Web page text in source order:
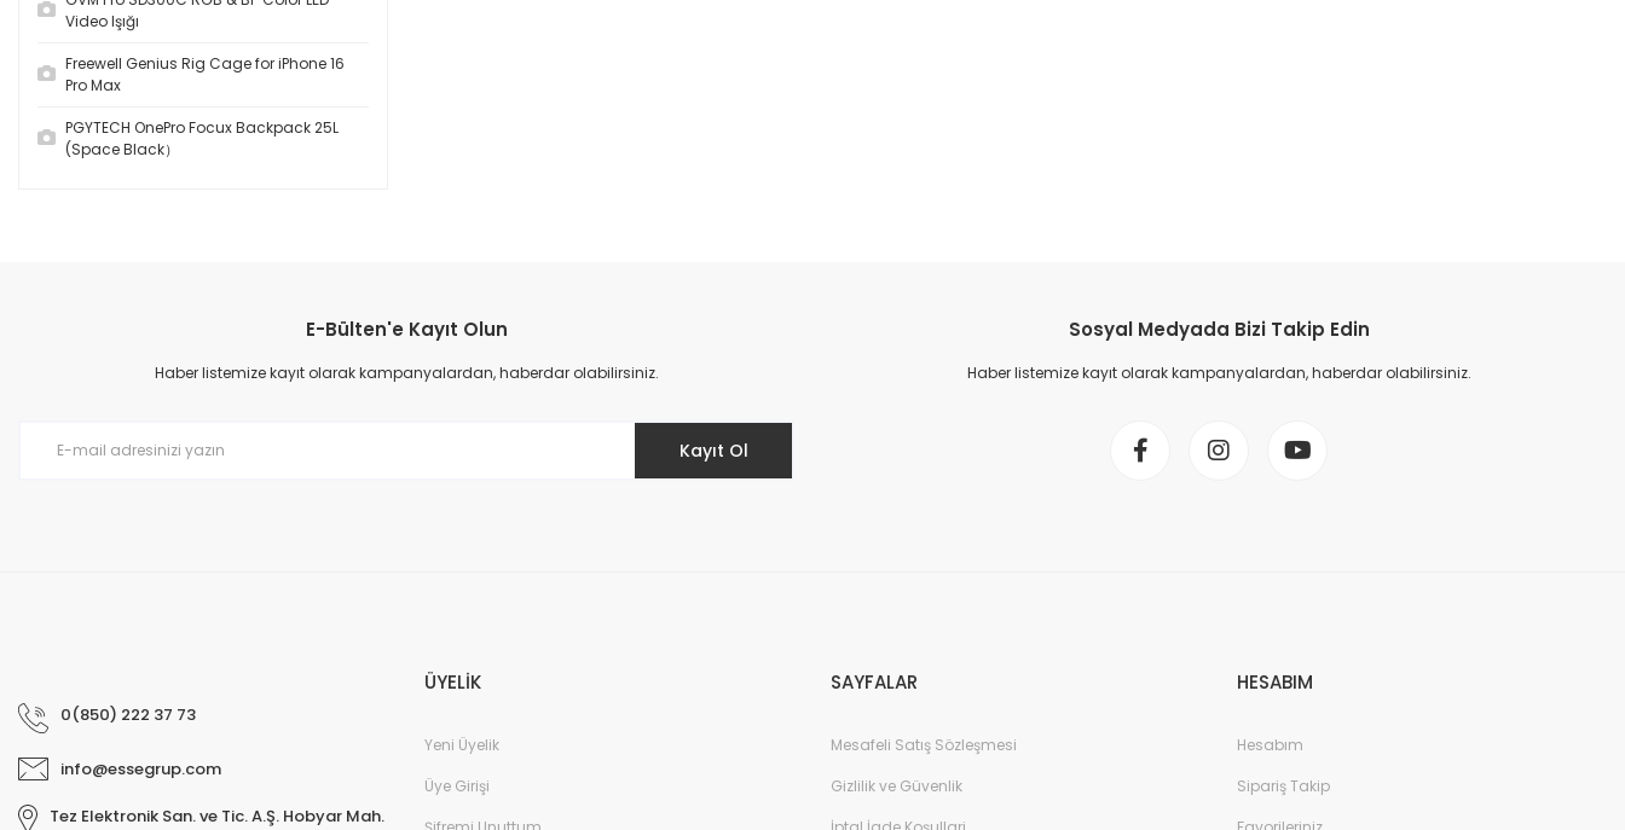
Video Işığı
Freewell Genius Rig Cage for iPhone 16
Pro Max
PGYTECH OnePro Focux Backpack 25L
(Space Black）
E-Bülten'e Kayıt Olun
Haber listemize kayıt olarak kampanyalardan, haberdar olabilirsiniz.
Kayıt Ol
Sosyal Medyada Bizi Takip Edin
Haber listemize kayıt olarak kampanyalardan, haberdar olabilirsiniz.
0(850) 222 37 73
info@essegrup.com
Tez Elektronik San. ve Tic. A.Ş. Hobyar Mah.
ÜYELİK
Yeni Üyelik
Üye Girişi
SAYFALAR
Mesafeli Satış Sözleşmesi
Gizlilik ve Güvenlik
HESABIM
Hesabım
Sipariş Takip